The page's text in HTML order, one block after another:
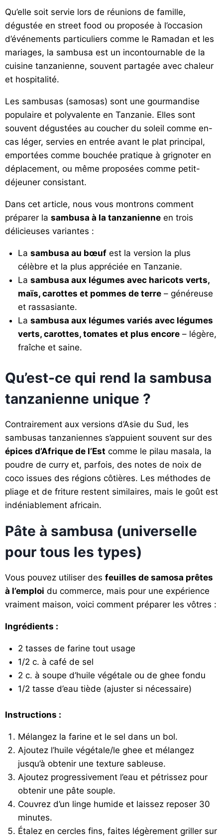
Qu’elle soit servie lors de réunions de famille,
dégustée en street food ou proposée à l’occasion
d’événements particuliers comme le Ramadan et les
mariages, la sambusa est un incontournable de la
cuisine tanzanienne, souvent partagée avec chaleur
et hospitalité.
Les sambusas (samosas) sont une gourmandise
populaire et polyvalente en Tanzanie. Elles sont
souvent dégustées au coucher du soleil comme en-
cas léger, servies en entrée avant le plat principal,
emportées comme bouchée pratique à grignoter en
déplacement, ou même proposées comme petit-
déjeuner consistant.
Dans cet article, nous vous montrons comment
préparer la sambusa à la tanzanienne en trois
délicieuses variantes :
La sambusa au bœufest la version la plus
célèbre et la plus appréciée en Tanzanie.
La sambusa aux légumes avec haricots verts,
maïs, carottes et pommes de terre– généreuse
et rassasiante.
La sambusa aux légumes variés avec légumes
verts, carottes, tomates et plus encore– légère,
fraîche et saine.
Qu’est-ce qui rend la sambusa
tanzanienne unique ?
Contrairement aux versions d’Asie du Sud, les
sambusas tanzaniennes s’appuient souvent sur des
épices d’Afrique de l’Est comme le pilau masala, la
poudre de curry et, parfois, des notes de noix de
coco issues des régions côtières. Les méthodes de
pliage et de friture restent similaires, mais le goût est
indéniablement africain.
Pâte à sambusa (universelle
pour tous les types)
Vous pouvez utiliser des feuilles de samosa prêtes
à l’emploi du commerce, mais pour une expérience
vraiment maison, voici comment préparer les vôtres :
Ingrédients :
2 tasses de farine tout usage
1/2 c. à café de sel
2 c. à soupe d’huile végétale ou de ghee fondu
1/2 tasse d’eau tiède (ajuster si nécessaire)
Instructions :
Mélangez la farine et le sel dans un bol.
Ajoutez l’huile végétale/le ghee et mélangez
jusqu’à obtenir une texture sableuse.
Ajoutez progressivement l’eau et pétrissez pour
obtenir une pâte souple.
Couvrez d’un linge humide et laissez reposer 30
minutes.
Étalez en cercles fins, faites légèrement griller sur